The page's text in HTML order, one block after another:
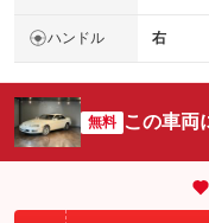
ハンドル 右
無料 この車両